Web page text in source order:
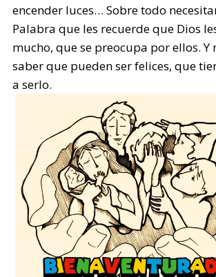
encender luces… Sobre todo
Palabra que les recuerde que Dios
mucho, que se preocupa por ellos. Y
saber que pueden ser felices, que
a serlo.